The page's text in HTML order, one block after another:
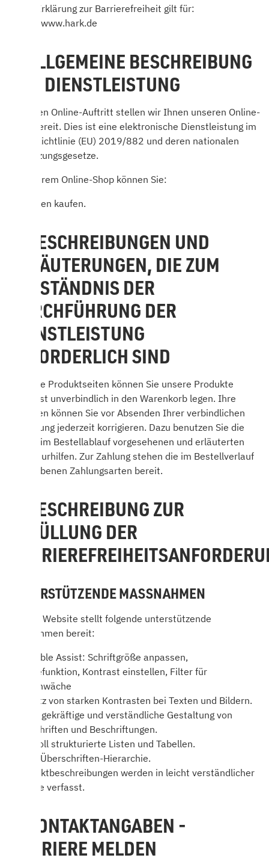
Diese Erklärung zur Barrierefreiheit gilt für:
https://www.hark.de
1. ALLGEMEINE BESCHREIBUNG
DER DIENSTLEISTUNG
Über den Online-Auftritt stellen wir Ihnen unseren Online-
Shop bereit. Dies ist eine elektronische Dienstleistung im
Sinne Richtlinie (EU) 2019/882 und deren nationalen
Umsetzungsgesetze.
In unserem Online-Shop können Sie:
Waren kaufen.
2. BESCHREIBUNGEN UND
ERLÄUTERUNGEN, DIE ZUM
VERSTÄNDNIS DER
DURCHFÜHRUNG DER
DIENSTLEISTUNG
ERFORDERLICH SIND
Über die Produktseiten können Sie unsere Produkte
zunächst unverbindlich in den Warenkorb legen. Ihre
Eingaben können Sie vor Absenden Ihrer verbindlichen
Bestellung jederzeit korrigieren. Dazu benutzen Sie die
hierfür im Bestellablauf vorgesehenen und erläuterten
Korrekturhilfen. Zur Zahlung stehen die im Bestellverlauf
angegebenen Zahlungsarten bereit.
3. BESCHREIBUNG ZUR
ERFÜLLUNG DER
UNTERSTÜTZENDE MASSNAHMEN
Unsere Website stellt folgende unterstützende
Maßnahmen bereit:
- Eye-Able Assist: Schriftgröße anpassen,
Vorlesefunktion, Kontrast einstellen, Filter für
Farbschwäche
- Einsatz von starken Kontrasten bei Texten und Bildern.
- Aussagekräftige und verständliche Gestaltung von
Überschriften und Beschriftungen.
- Sinnvoll strukturierte Listen und Tabellen.
- Klare Überschriften-Hierarchie.
- Produktbeschreibungen werden in leicht verständlicher
Sprache verfasst.
4. KONTAKTANGABEN -
BARRIERE MELDEN